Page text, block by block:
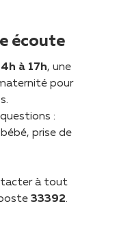
écoute
à 17h, une
pour
:
prise de
à tout
33392.